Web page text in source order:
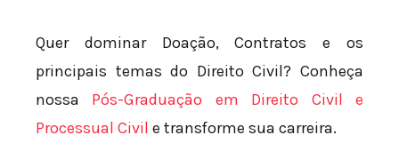
Quer dominar Doação, Contratos e os
principais temas do Direito Civil? Conheça
nossa Pós-Graduação em Direito Civil e
Processual Civil e transforme sua carreira.